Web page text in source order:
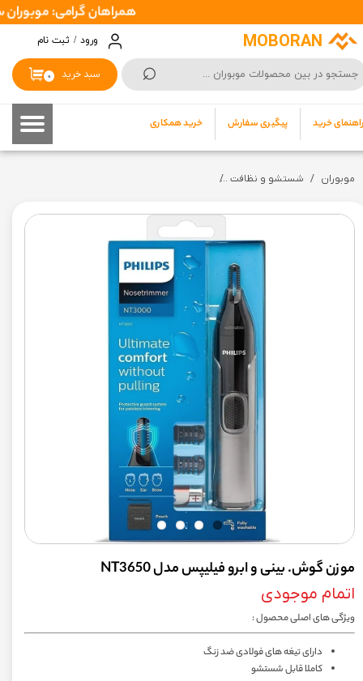
MOBORAN
⌕ ۰ سبد خرید
راهنمای خرید پیگیری سفارش خرید همکاری
ورود / ثبت نام
حساب کاربری من
تغییر گذر واژه
خروج از حساب کاربری
همراهان گرامی: موبوران سفارشات شما را در اسرع وقت ( 1 تا 2 روز
موبوران شستشو و نظافت
موزن گوش. بینی و ابرو فیلیپس مدل NT3650
اتمام موجودی
ویژگی های اصلی محصول :
دارای تیغه های فولادی ضد زنگ
کاملا قابل شستشو